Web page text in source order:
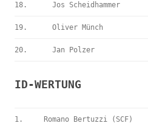
18. Jos Scheidhammer
19. Oliver Münch
20. Jan Polzer
ID-WERTUNG
1. Romano Bertuzzi (SCF)